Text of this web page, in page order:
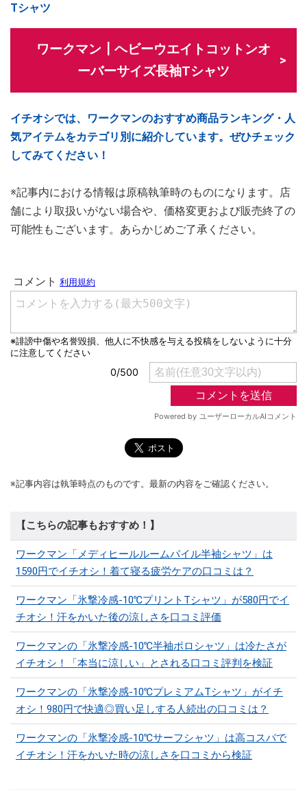
Tシャツ
ワークマン┃ヘビーウエイトコットンオ
ーバーサイズ長袖Tシャツ
イチオシでは、ワークマンのおすすめ商品ランキング・人
気アイテムをカテゴリ別に紹介しています。ぜひチェック
してみてください！
※記事内における情報は原稿執筆時のものになります。店
舗により取扱いがない場合や、価格変更および販売終了の
可能性もございます。あらかじめご了承ください。
※記事内容は執筆時点のものです。最新の内容をご確認ください。
【こちらの記事もおすすめ！】
ワークマン「メディヒールルームパイル半袖シャツ」は
1590円でイチオシ！着て寝る疲労ケアの口コミは？
ワークマン「氷撃冷感-10℃プリントTシャツ」が580円でイ
チオシ！汗をかいた後の涼しさを口コミ評価
ワークマンの「氷撃冷感-10℃半袖ポロシャツ」は冷たさが
イチオシ！「本当に涼しい」とされる口コミ評判を検証
ワークマンの「氷撃冷感-10℃プレミアムTシャツ」がイチ
オシ！980円で快適◎買い足しする人続出の口コミは？
ワークマンの「氷撃冷感-10℃サーフシャツ」は高コスパで
イチオシ！汗をかいた時の涼しさを口コミから検証